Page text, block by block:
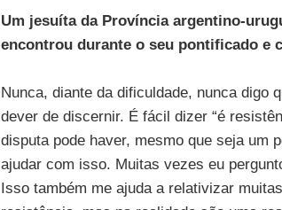
Um jesuíta da Província argentino-
encontrou durante o seu pontificado e
Nunca, diante da dificuldade, nunca digo
dever de discernir. É fácil dizer “é
disputa pode haver, mesmo que seja um
ajudar com isso. Muitas vezes eu
Isso também me ajuda a relativizar